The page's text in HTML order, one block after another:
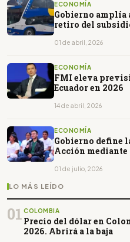
ECONOMÍA
Gobierno amplía
retiro del
01 de abril, 2026
ECONOMÍA
FMI eleva
Ecuador en 2026
14 de abril, 2026
ECONOMÍA
Gobierno define
Acción mediante
01 de julio, 2026
LO MÁS LEÍDO
01 COLOMBIA
Precio del dólar en
2026. Abrirá a la baja